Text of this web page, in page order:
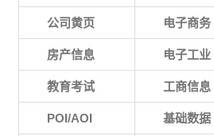
公司黄页 电子商务
房产信息 电子工业
教育考试 工商信息
POI/AOI 基础数据